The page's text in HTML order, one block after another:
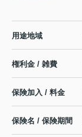
用途地域
権利金 / 雑費
保険加入 / 料金
保険名 / 保険期間